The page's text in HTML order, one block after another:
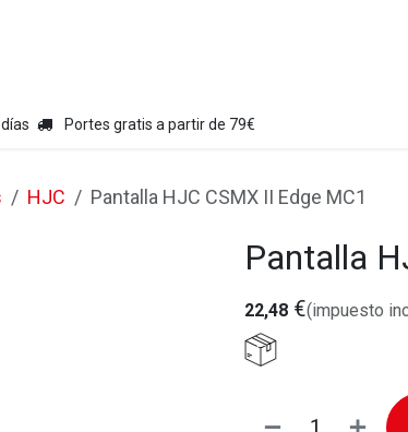
moto
Portes gratis a partir de 79€
HJC Pantalla HJC CSMX II Edge MC1
Pantalla
22,48 €(impuesto